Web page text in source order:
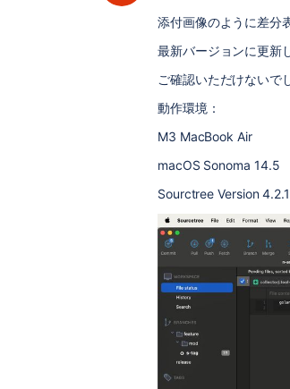
添付画像のように差分
最新バージョンに更新
ご確認いただけないで
動作環境：
M3 MacBook Air
macOS Sonoma 14.5
Sourctree Version